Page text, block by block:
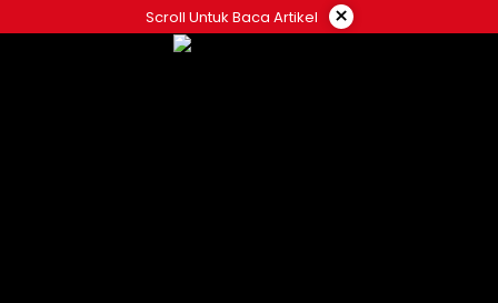
ke
Scroll Untuk Baca Artikel ×